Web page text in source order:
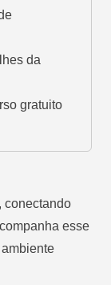
da
gratuito
conectando
esse